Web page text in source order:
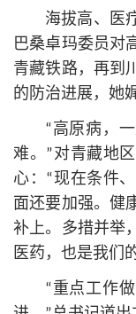
海拔高、医
巴桑卓玛委员对
青藏铁路，再到
的防治进展，她
“高原病，
难。”对青藏地
心：“现在条件
面还要加强。健
补上。多措并举
医药，也是我们
“重点工作